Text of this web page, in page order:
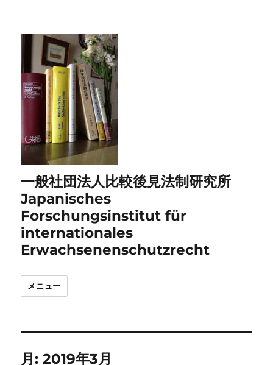
一般社団法人比較後見法制研究所
Japanisches
Forschungsinstitut für
internationales
Erwachsenenschutzrecht
メニュー
月:2019年3月